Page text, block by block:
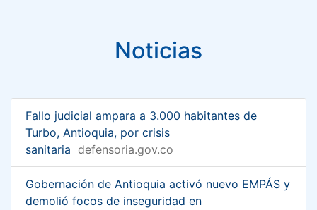
Noticias
Fallo judicial ampara a 3.000 habitantes de
Turbo, Antioquia, por crisis
sanitaria defensoria.gov.co
Gobernación de Antioquia activó nuevo EMPÁS y
demolió focos de inseguridad en